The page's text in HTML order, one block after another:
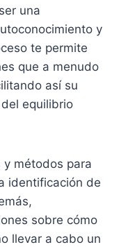
una
y
te permite
que a menudo
así su
equilibrio
y métodos para
identificación de
sobre cómo
llevar a cabo un